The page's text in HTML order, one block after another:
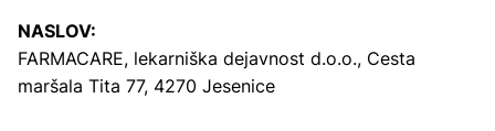
NASLOV:
FARMACARE, lekarniška dejavnost d.o.o., Cesta
maršala Tita 77, 4270 Jesenice